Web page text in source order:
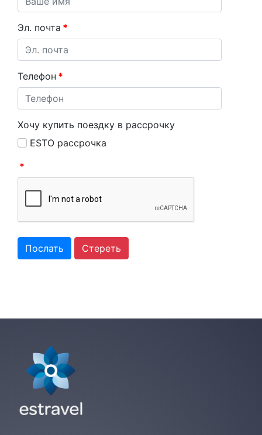
Эл. почта *
Телефон *
Хочу купить поездку в рассрочку
ESTO рассрочка
*
Послать Стереть